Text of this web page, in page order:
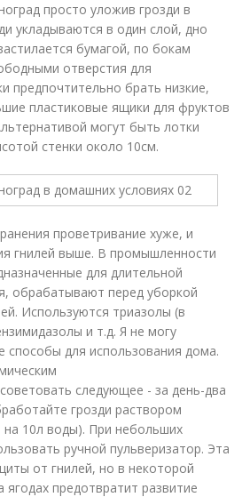
просто уложив грозди в
укладываются в один слой, дно
бумагой, по бокам
отверстия для
предпочтительно брать низкие,
пластиковые ящики для фруктов
могут быть лотки
стенки около 10см.
проветривание хуже, и
гнилей выше. В промышленности
для длительной
обрабатывают перед уборкой
Используются триазолы (в
и т.д. Я не могу
способы для использования дома.
следующее - за день-два
грозди раствором
10л воды). При небольших
ручной пульверизатор. Эта
от гнилей, но в некоторой
ягодах предотвратит развитие